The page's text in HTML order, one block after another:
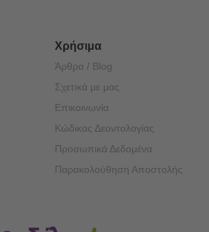
Χρήσιμα
Άρθρα / Blog
Σχετικά με μας
Επικοινωνία
Κώδικας Δεοντολογίας
Προσωπικά Δεδομένα
Παρακολούθηση Αποστολής